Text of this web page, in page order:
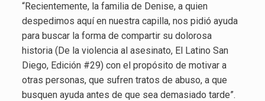
“Recientemente, la familia de Denise, a quien
despedimos aquí en nuestra capilla, nos pidió ayuda
para buscar la forma de compartir su dolorosa
historia (De la violencia al asesinato, El Latino San
Diego, Edición #29) con el propósito de motivar a
otras personas, que sufren tratos de abuso, a que
busquen ayuda antes de que sea demasiado tarde”.